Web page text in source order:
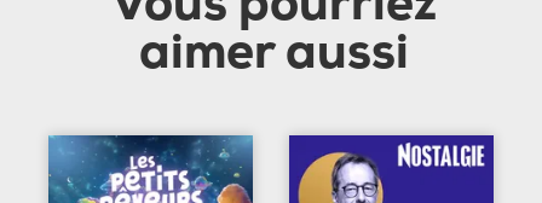
aimer aussi